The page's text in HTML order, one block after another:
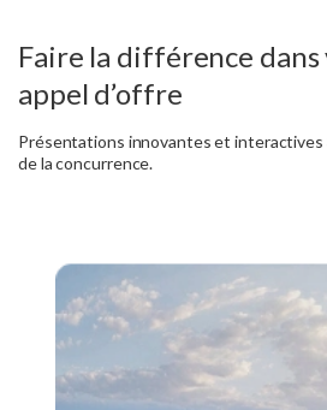
Faire la différence dans
appel d’offre
Présentations innovantes et interactives
de la concurrence.